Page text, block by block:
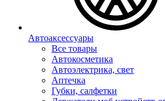
Автоаксессуары
Все товары
Автокосметика
Автоэлектрика, свет
Аптечка
Губки, салфетки